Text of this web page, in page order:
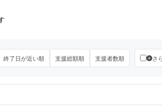
クトもうすぐ公開されます
終了日が近い順 支援総額順 支援者数順 さ